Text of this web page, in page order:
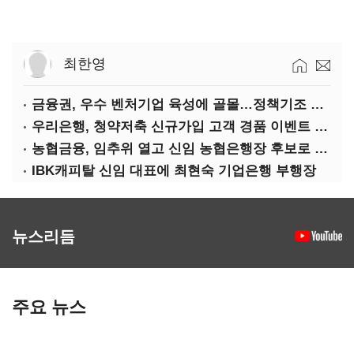
최한영
금융권, 우수 벤처기업 육성에 골몰…정책기조 부응·기술력 확보 차원
우리은행, 청약저축 신규가입 고객 경품 이벤트 실시
농협금융, 임추위 열고 신임 농협은행장 후보로 손병환 추천
IBK캐피탈 신임 대표에 최현숙 기업은행 부행장
뉴스리듬
주요 뉴스